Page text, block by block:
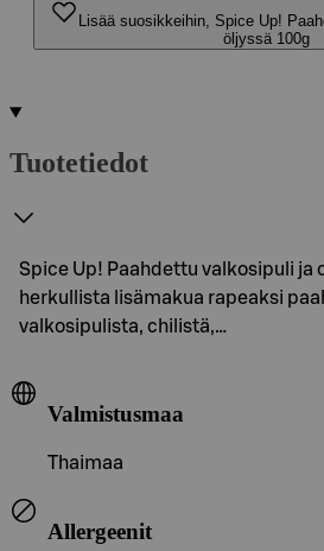
Lisää suosikkeihin, Spice Up!
öljyssä 100g
Tuotetiedot
Spice Up! Paahdettu valkosipuli ja
herkullista lisämakua rapeaksi
valkosipulista, chilistä,…
Valmistusmaa
Thaimaa
Allergeenit